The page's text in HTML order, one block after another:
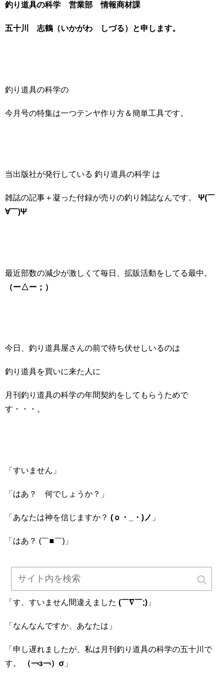
釣り道具の科学 営業部 情報商材課
五十川 志鶴（いかがわ しづる）と申します。
釣り道具の科学の
今月号の特集は一つテンヤ作り方＆簡単工具です。
当出版社が発行している 釣り道具の科学 は
雑誌の記事＋凝った付録が売りの釣り雑誌なんです。 Ψ(￣
∀￣)Ψ
最近部数の減少が激しくて毎日、拡販活動をしてる最中。
（ー△ー；）
今日、釣り道具屋さんの前で待ち伏せしいるのは
釣り道具を買いに来た人に
月刊釣り道具の科学の年間契約をしてもらうためで
す・・・。
「すいません」
「はあ？ 何でしょうか？」
「あなたは神を信じますか？ (ｏ・_・)ノ 」
「はあ？ (￣■￣)」
「す、すいません間違えました (￣∇￣;) 」
「なんなんですか、あなたは」
「申し遅れましたが、私は月刊釣り道具の科学の五十川で
す。
（￢з￢）σ 」